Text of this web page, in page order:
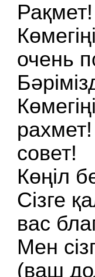
очень
совет!
Көңіл
Сізге
вас
Мен
(ваш